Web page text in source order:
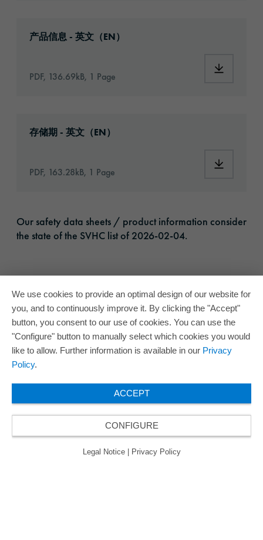
产品信息 - 英文（EN）
PDF, 136.69kB, 1 Page
存储期 - 英文（EN）
PDF, 163.28kB, 1 Page
Our safety data sheets / product information consider
the state of the SVHC list of 2026-02-04.
We use cookies to provide an optimal design of our website for
you, and to continuously improve it. By clicking the "Accept"
button, you consent to our use of cookies. You can use the
"Configure" button to manually select which cookies you would
like to allow. Further information is available in our Privacy
Policy.
ACCEPT
CONFIGURE
Legal Notice Privacy Policy